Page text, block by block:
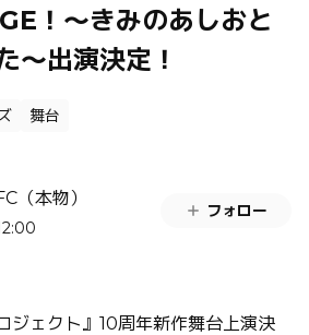
！～きみのあしおと
～出演決定！
舞台
（本物）
フォロー
ジェクト』10周年新作舞台上演決